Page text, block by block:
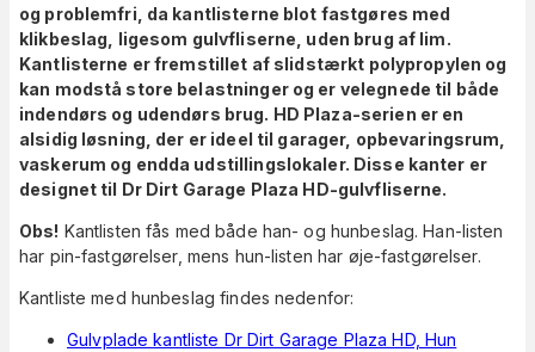
og problemfri, da kantlisterne blot fastgøres med
klikbeslag, ligesom gulvfliserne, uden brug af lim.
Kantlisterne er fremstillet af slidstærkt polypropylen og
kan modstå store belastninger og er velegnede til både
indendørs og udendørs brug. HD Plaza-serien er en
alsidig løsning, der er ideel til garager, opbevaringsrum,
vaskerum og endda udstillingslokaler. Disse kanter er
designet til Dr Dirt Garage Plaza HD-gulvfliserne.
Obs! Kantlisten fås med både han- og hunbeslag. Han-listen
har pin-fastgørelser, mens hun-listen har øje-fastgørelser.
Kantliste med hunbeslag findes nedenfor:
Gulvplade kantliste Dr Dirt Garage Plaza HD, Hun